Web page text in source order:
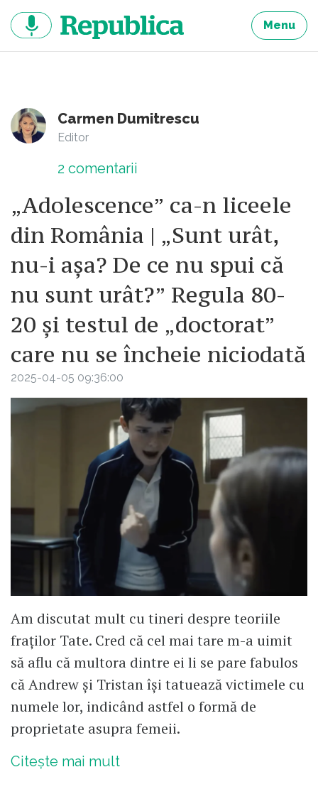
continut
Menu
Carmen Dumitrescu
Editor
2 comentarii
„Adolescence” ca-n liceele
din România | „Sunt urât,
nu-i așa? De ce nu spui că
nu sunt urât?” Regula 80-
20 și testul de „doctorat”
care nu se încheie niciodată
2025-04-05 09:36:00
Am discutat mult cu tineri despre teoriile
fraților Tate. Cred că cel mai tare m-a uimit
să aflu că multora dintre ei li se pare fabulos
că Andrew și Tristan își tatuează victimele cu
numele lor, indicând astfel o formă de
proprietate asupra femeii.
Citește mai mult